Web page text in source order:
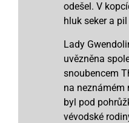
odešel. V
hluk seker a
Lady
uvězněna
snoubencem
na neznámém
byl pod
vévodské